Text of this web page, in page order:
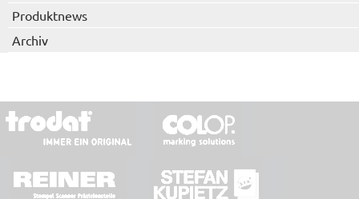
Produktnews
Archiv